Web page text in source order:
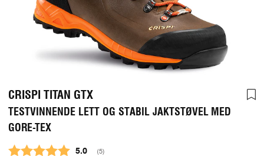
CRISPI TITAN GTX
TESTVINNENDE LETT OG STABIL JAKTSTØVEL MED
GORE-TEX
Gjennomsnittskarakter:
5.0 (stemmer:
5)